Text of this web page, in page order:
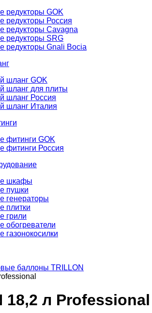
редукторы GOK
редукторы Россия
редукторы Cavagna
редукторы SRG
редукторы Gnali Bocia
шланг GOK
шланг для плиты
шланг Россия
шланг Италия
фитинги GOK
фитинги Россия
шкафы
пушки
генераторы
плитки
грили
обогреватели
газонокосилки
баллоны TRILLON
18,2 л Professional